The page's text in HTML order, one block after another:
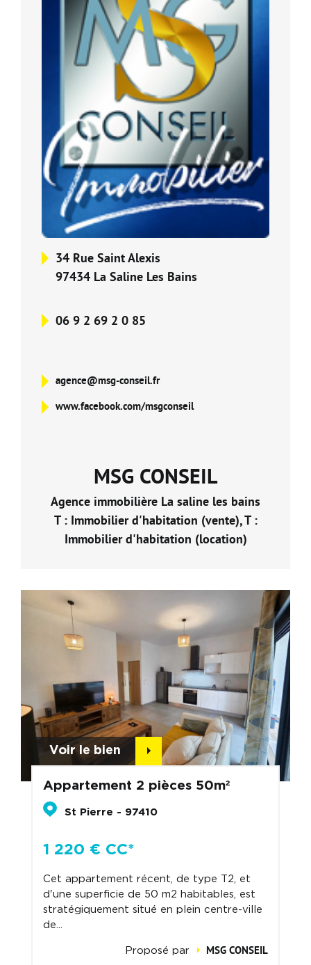
Nos partenaires
34 Rue Saint Alexis
97434 La Saline Les Bains
06 9 2 69 2 0 85
agence@msg-conseil.fr
www.facebook.com/msgconseil
MSG CONSEIL
Agence immobilière La saline les bains
T : Immobilier d'habitation (vente), T :
Immobilier d'habitation (location)
Voir le bien
Appartement 2 pièces 50m²
St Pierre - 97410
1 220 € CC*
Cet appartement récent, de type T2, et
d'une superficie de 50 m2 habitables, est
stratégiquement situé en plein centre-ville
de...
Proposé par MSG CONSEIL